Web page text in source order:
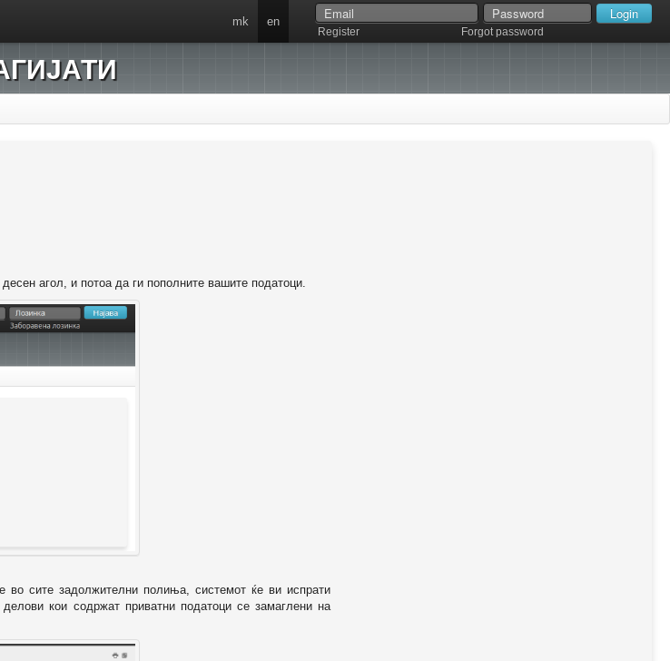
Register Forgot password
mk en
агол, и потоа да ги пополните вашите податоци.
во сите задолжителни полиња, системот ќе ви испрати
кои содржат приватни податоци се замаглени на